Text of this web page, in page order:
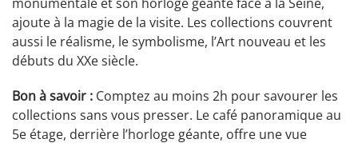
ajoute à la magie de la visite. Les collections couvrent
aussi le réalisme, le symbolisme, l’Art nouveau et les
débuts du XXe siècle.
Bon à savoir : Comptez au moins 2h pour savourer les
collections sans vous presser. Le café panoramique au
5e étage, derrière l’horloge géante, offre une vue